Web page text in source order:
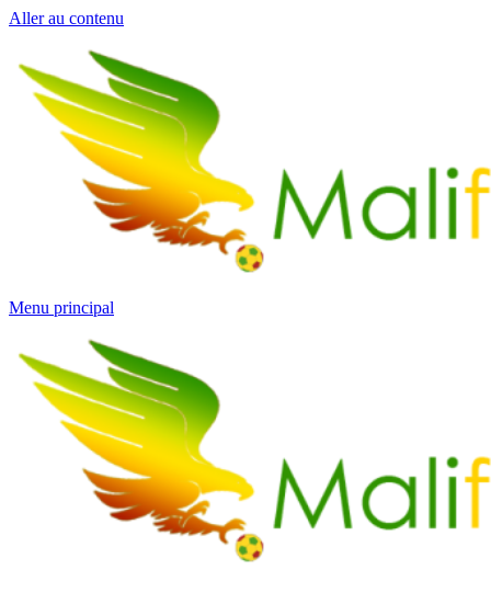
Aller au contenu
Menu principal